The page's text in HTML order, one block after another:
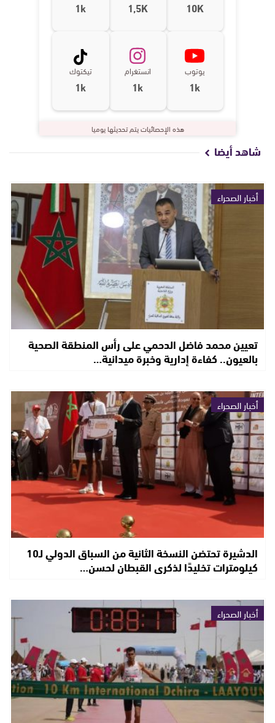
10K
1,5K
1k
يوتوب
1k
انستغرام
1k
تيكتوك
1k
هذه الإحصائيات يتم تحديثها يوميا
شاهد أيضا
أخبار الصحراء
تعيين محمد فاضل الدحمي على رأس المنطقة الصحية
بالعيون.. كفاءة إدارية وخبرة ميدانية…
أخبار الصحراء
الدشيرة تحتضن النسخة الثانية من السباق الدولي لـ10
كيلومترات تخليدًا لذكرى القبطان لحسن…
أخبار الصحراء